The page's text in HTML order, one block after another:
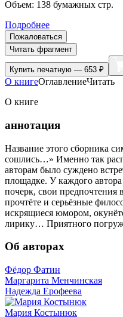
Объем: 138 бумажных стр.
Подробнее
Пожаловаться
Читать фрагмент
Купить печатную — 653 ₽
О книгеОглавлениеЧитать
О книге
аннотация
Название этого сборника
сошлись…» Именно так
авторам было суждено
площадке. У каждого
почерк, свои предпочтения
прочтёте и серьёзные
искрящиеся юмором,
лирику… Приятного
Об авторах
Фёдор Фатин
Маргарита Менчинская
Надежда Ерофеева
Мария Костынюк